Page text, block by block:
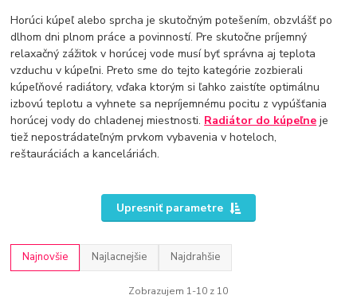
Horúci kúpeľ alebo sprcha je skutočným potešením, obzvlášť po
dlhom dni plnom práce a povinností. Pre skutočne príjemný
relaxačný zážitok v horúcej vode musí byť správna aj teplota
vzduchu v kúpeľni. Preto sme do tejto kategórie zozbierali
kúpeľňové radiátory, vďaka ktorým si ľahko zaistíte optimálnu
izbovú teplotu a vyhnete sa nepríjemnému pocitu z vypúšťania
horúcej vody do chladenej miestnosti. Radiátor do kúpeľne je
tiež nepostrádateľným prvkom vybavenia v hoteloch,
reštauráciách a kanceláriách.
Upresniť parametre
Najnovšie Najlacnejšie Najdrahšie
Zobrazujem 1-10 z 10